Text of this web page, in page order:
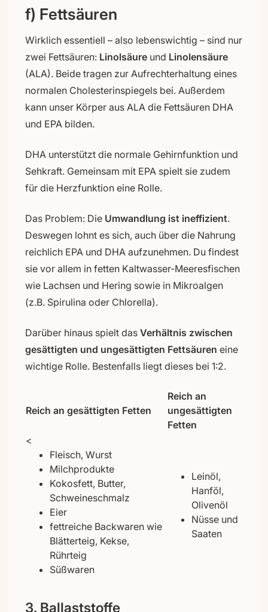
f) Fettsäuren
Wirklich essentiell – also lebenswichtig – sind nur
zwei Fettsäuren: Linolsäure und Linolensäure
(ALA). Beide tragen zur Aufrechterhaltung eines
normalen Cholesterinspiegels bei. Außerdem
kann unser Körper aus ALA die Fettsäuren DHA
und EPA bilden.
DHA unterstützt die normale Gehirnfunktion und
Sehkraft. Gemeinsam mit EPA spielt sie zudem
für die Herzfunktion eine Rolle.
Das Problem: Die Umwandlung ist ineffizient.
Deswegen lohnt es sich, auch über die Nahrung
reichlich EPA und DHA aufzunehmen. Du findest
sie vor allem in fetten Kaltwasser-Meeresfischen
wie Lachsen und Hering sowie in Mikroalgen
(z.B. Spirulina oder Chlorella).
Darüber hinaus spielt das Verhältnis zwischen
gesättigten und ungesättigten Fettsäuren eine
wichtige Rolle. Bestenfalls liegt dieses bei 1:2.
Reich an gesättigten Fetten
Reich an
ungesättigten
Fetten
<
Fleisch, Wurst
Milchprodukte
Kokosfett, Butter,
Schweineschmalz
Eier
fettreiche Backwaren wie
Blätterteig, Kekse,
Rührteig
Süßwaren
Leinöl,
Hanföl,
Olivenöl
Nüsse und
Saaten
3. Ballaststoffe